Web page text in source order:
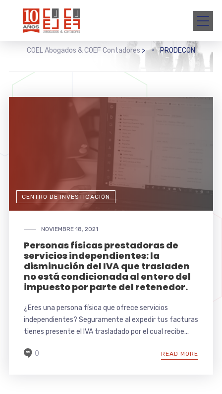
COEL Abogados & COEF Contadores > PRODECON
CENTRO DE INVESTIGACIÓN
NOVIEMBRE 18, 2021
Personas físicas prestadoras de
servicios independientes: la
disminución del IVA que trasladen
no está condicionada al entero del
impuesto por parte del retenedor.
¿Eres una persona física que ofrece servicios
independientes? Seguramente al expedir tus facturas
tienes presente el IVA trasladado por el cual recibe...
READ MORE
0